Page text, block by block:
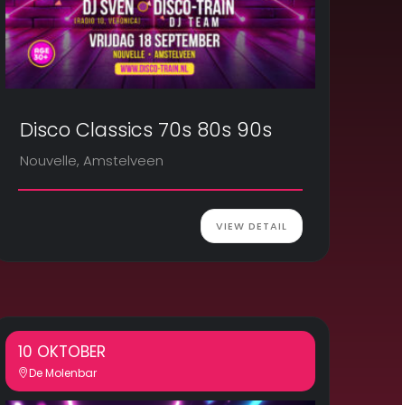
Disco Classics 70s 80s 90s
Nouvelle, Amstelveen
VIEW DETAIL
10 OKTOBER
De Molenbar